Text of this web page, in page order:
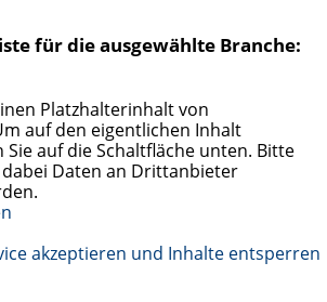
für die ausgewählte Branche:
Platzhalterinhalt von
auf den eigentlichen Inhalt
Sie auf die Schaltfläche unten. Bitte
dabei Daten an Drittanbieter
akzeptieren und Inhalte entsperren